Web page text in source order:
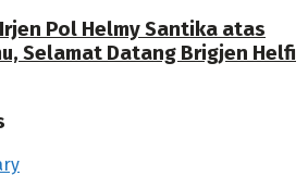
Pol Helmy Santika atas
Selamat Datang Brigjen Helfi